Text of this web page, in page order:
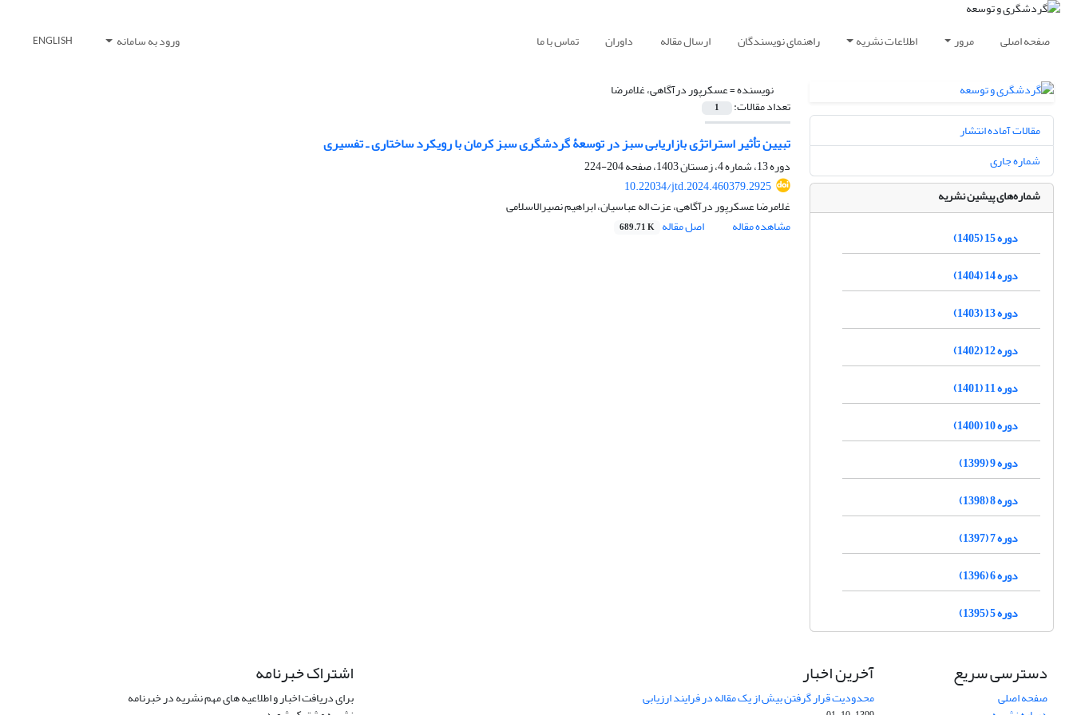
صفحه اصلی مرور اطلاعات نشریه راهنمای نویسندگان ارسال مقاله داوران تماس با ما ورود به سامانه ENGLISH
نویسنده =عسکرپور درآگاهی، غلامرضا
تعداد مقالات: 1
تبیین تأثیر استراتژی بازاریابی سبز در توسعۀ گردشگری سبز کرمان با رویکرد ساختاری‌ ـ تفسیری
دوره 13، شماره 4، زمستان 1403، صفحه
204-224
10.22034/jtd.2024.460379.2925
غلامرضا عسکرپور درآگاهی، عزت اله عباسیان، ابراهیم نصیرالاسلامی
مشاهده مقاله
اصل مقاله 689.71 K
مقالات آماده انتشار
شماره جاری
شماره‌های پیشین نشریه
دوره 15 (1405)
دوره 14 (1404)
دوره 13 (1403)
دوره 12 (1402)
دوره 11 (1401)
دوره 10 (1400)
دوره 9 (1399)
دوره 8 (1398)
دوره 7 (1397)
دوره 6 (1396)
دوره 5 (1395)
دسترسی سریع
صفحه اصلی
آخرین اخبار
محدودیت قرار گرفتن بیش از یک مقاله در فرایند ارزیابی
اشتراک خبرنامه
برای دریافت اخبار و اطلاعیه های مهم نشریه در خبرنامه